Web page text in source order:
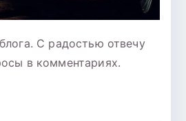
С радостью отвечу
в комментариях.